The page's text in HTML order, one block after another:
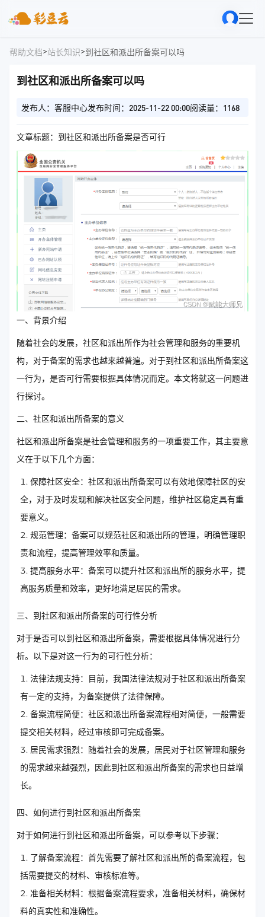
帮助文档>站长知识>到社区和派出所备案可以吗
到社区和派出所备案可以吗
发布人：客服中心发布时间：2025-11-22 00:00阅读量：1168
文章标题：到社区和派出所备案是否可行
一、背景介绍
随着社会的发展，社区和派出所作为社会管理和服务的重要机
构，对于备案的需求也越来越普遍。对于到社区和派出所备案这
一行为，是否可行需要根据具体情况而定。本文将就这一问题进
行探讨。
二、社区和派出所备案的意义
社区和派出所备案是社会管理和服务的一项重要工作，其主要意
义在于以下几个方面：
保障社区安全：社区和派出所备案可以有效地保障社区的安
全，对于及时发现和解决社区安全问题，维护社区稳定具有重
要意义。
规范管理：备案可以规范社区和派出所的管理，明确管理职
责和流程，提高管理效率和质量。
提高服务水平：备案可以提升社区和派出所的服务水平，提
高服务质量和效率，更好地满足居民的需求。
三、到社区和派出所备案的可行性分析
对于是否可以到社区和派出所备案，需要根据具体情况进行分
析。以下是对这一行为的可行性分析：
法律法规支持：目前，我国法律法规对于社区和派出所备案
有一定的支持，为备案提供了法律保障。
备案流程简便：社区和派出所备案流程相对简便，一般需要
提交相关材料，经过审核即可完成备案。
居民需求强烈：随着社会的发展，居民对于社区管理和服务
的需求越来越强烈，因此到社区和派出所备案的需求也日益增
长。
四、如何进行到社区和派出所备案
对于如何进行到社区和派出所备案，可以参考以下步骤：
了解备案流程：首先需要了解社区和派出所的备案流程，包
括需要提交的材料、审核标准等。
准备相关材料：根据备案流程要求，准备相关材料，确保材
料的真实性和准确性。